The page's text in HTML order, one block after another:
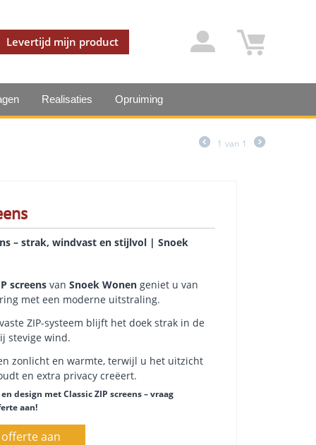
Levertijd mijn product
Realisaties Opruiming
1 van 1
– strak, windvast en stijlvol | Snoek
screens van Snoek Wonen geniet u van
met een moderne uitstraling.
ZIP-systeem blijft het doek strak in de
stevige wind.
zonlicht en warmte, terwijl u het uitzicht
en extra privacy creëert.
design met Classic ZIP screens – vraag
aan!
aan